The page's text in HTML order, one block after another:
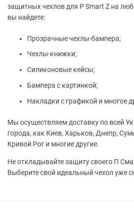
защитных чехлов для P Smart Z на
вы найдете:
Прозрачные чехлы-бампера;
Чехлы-книжки;
Силиконовые кейсы;
Бампера с картинкой;
Накладки с графикой и многое
Мы осуществляем доставку по всей
города, как Киев, Харьков, Днепр,
Кривой Рог и многие другие.
Не откладывайте защиту своего П
Выберите свой идеальный чехол уже